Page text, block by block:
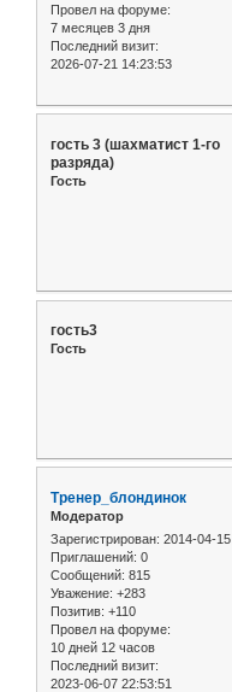
Провел на форуме:
7 месяцев 3 дня
Последний визит:
2026-07-21 14:23:53
гость 3 (шахматист 1-го
разряда)
Гость
гость3
Гость
Тренер_блондинок
Модератор
Зарегистрирован: 2014-04-15
Приглашений: 0
Сообщений: 815
Уважение: +283
Позитив: +110
Провел на форуме:
10 дней 12 часов
Последний визит:
2023-06-07 22:53:51